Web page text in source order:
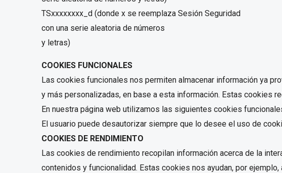
TSxxxxxxxx_d (donde x se reemplaza Sesión Seguridad
con una serie aleatoria de números
y letras)
COOKIES FUNCIONALES
Las cookies funcionales nos permiten almacenar información ya
y más personalizadas, en base a esta información. Estas cookies
En nuestra página web utilizamos las siguientes cookies
El usuario puede desautorizar siempre que lo desee el uso de
COOKIES DE RENDIMIENTO
Las cookies de rendimiento recopilan información acerca de la
contenidos y funcionalidad. Estas cookies nos ayudan, por